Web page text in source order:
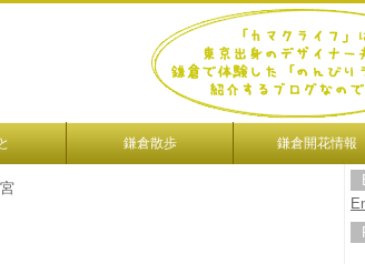
鎌倉散歩 鎌倉開花情報